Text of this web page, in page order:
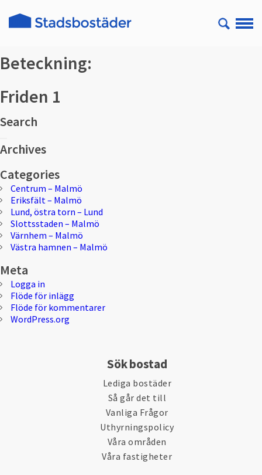
Beteckning:
Friden 1
Search
efter:
Archives
Categories
Centrum – Malmö
Eriksfält – Malmö
Lund, östra torn – Lund
Slottsstaden – Malmö
Värnhem – Malmö
Västra hamnen – Malmö
Meta
Logga in
Flöde för inlägg
Flöde för kommentarer
WordPress.org
Sök bostad
Lediga bostäder
Så går det till
Vanliga Frågor
Uthyrningspolicy
Våra områden
Våra fastigheter